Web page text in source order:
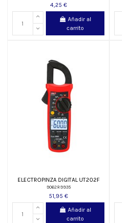
4,25 €
Añadir al
carrito
ELECTROPINZA DIGITAL UT202F
9062R9935
51,95 €
Añadir al
carrito